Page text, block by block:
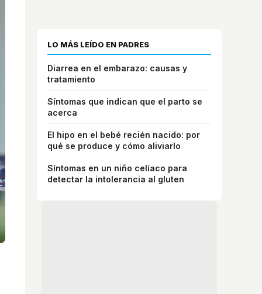
LO MÁS LEÍDO EN PADRES
Diarrea en el embarazo: causas y
tratamiento
Síntomas que indican que el parto se
acerca
El hipo en el bebé recién nacido: por
qué se produce y cómo aliviarlo
Síntomas en un niño celíaco para
detectar la intolerancia al gluten